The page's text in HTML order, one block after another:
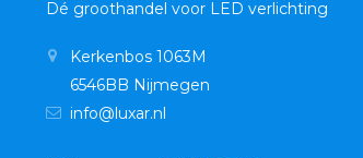
Dé groothandel voor LED verlichting
Kerkenbos 1063M
6546BB Nijmegen
info@luxar.nl